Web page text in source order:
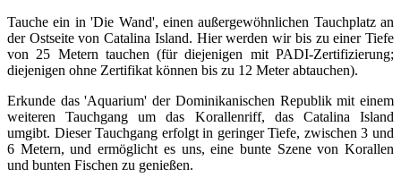
Tauche ein in 'Die Wand', einen außergewöhnlichen Tauchplatz an
der Ostseite von Catalina Island. Hier werden wir bis zu einer Tiefe
von 25 Metern tauchen (für diejenigen mit PADI-Zertifizierung;
diejenigen ohne Zertifikat können bis zu 12 Meter abtauchen).
Erkunde das 'Aquarium' der Dominikanischen Republik mit einem
weiteren Tauchgang um das Korallenriff, das Catalina Island
umgibt. Dieser Tauchgang erfolgt in geringer Tiefe, zwischen 3 und
6 Metern, und ermöglicht es uns, eine bunte Szene von Korallen
und bunten Fischen zu genießen.